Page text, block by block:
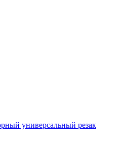
универсальный резак